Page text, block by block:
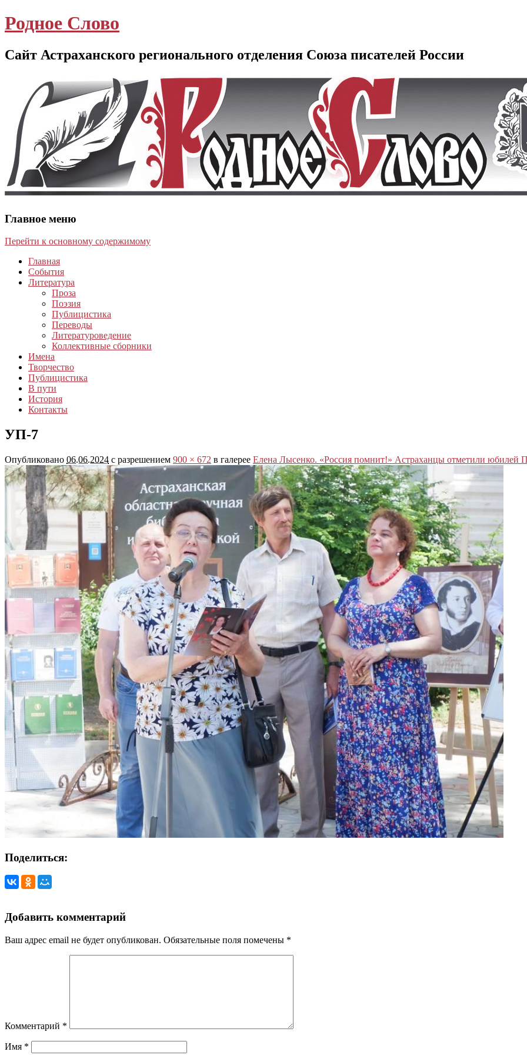
Родное Слово
Сайт Астраханского регионального отделения Союза писателей России
Главное меню
Перейти к основному содержимому
Главная
События
Литература
Проза
Поэзия
Публицистика
Переводы
Литературоведение
Коллективные сборники
Имена
Творчество
Публицистика
В пути
История
Контакты
УП-7
Опубликовано 06.06.2024 с разрешением 900 × 672 в галерее Елена Лысенко. «Россия помнит!» Астраханцы отметили юбилей
Поделиться:
Добавить комментарий
Ваш адрес email не будет опубликован. Обязательные поля помечены *
Комментарий *
Имя *